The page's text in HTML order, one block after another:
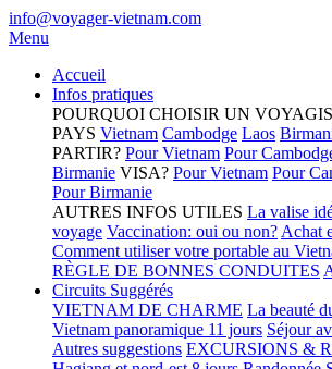
info@voyager-vietnam.com
Menu
Accueil
Infos pratiques
POURQUOI CHOISIR UN
PAYS Vietnam Cambodge Laos
PARTIR? Pour Vietnam Pour
Birmanie VISA? Pour Vietnam Pour
Pour Birmanie
AUTRES INFOS UTILES La valise
voyage Vaccination: oui ou non? Achat
Comment utiliser votre portable au
RÈGLE DE BONNES CONDUITES
Circuits Suggérés
VIETNAM DE CHARME La beauté
Vietnam panoramique 11 jours Séjour
Autres suggestions EXCURSIONS &